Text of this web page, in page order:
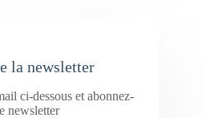
la newsletter
ci-dessous et abonnez-
newsletter